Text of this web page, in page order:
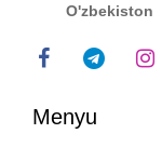
O'zbekiston
Menyu